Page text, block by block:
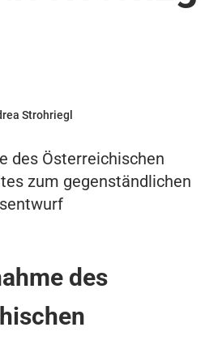
Strohriegl
des Österreichischen
zum gegenständlichen
des